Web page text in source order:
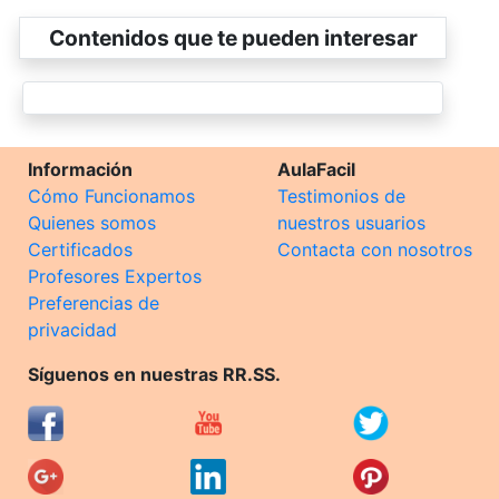
Contenidos que te pueden interesar
Información
Cómo Funcionamos
Quienes somos
Certificados
Profesores Expertos
Preferencias de
privacidad
AulaFacil
Testimonios de
nuestros usuarios
Contacta con nosotros
Síguenos en nuestras RR.SS.